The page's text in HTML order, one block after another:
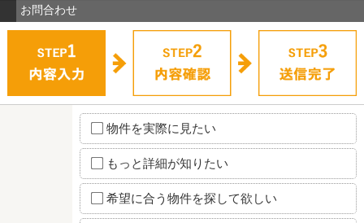
お問合わせ
物件を実際に見たい
もっと詳細が知りたい
希望に合う物件を探して欲しい